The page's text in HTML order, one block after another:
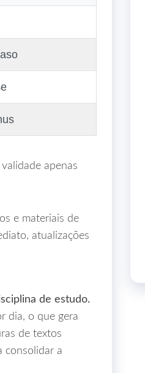
apenas
e materiais de
atualizações
de estudo.
dia, o que gera
de textos
consolidar a